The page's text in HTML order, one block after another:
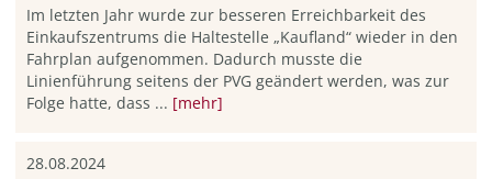
Im letzten Jahr wurde zur besseren Erreichbarkeit des
Einkaufszentrums die Haltestelle „Kaufland“ wieder in den
Fahrplan aufgenommen. Dadurch musste die
Linienführung seitens der PVG geändert werden, was zur
Folge hatte, dass ... [mehr]
28.08.2024